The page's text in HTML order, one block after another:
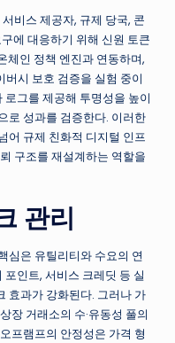
비스 제공자, 규제 당국, 콘
에 대응하기 위해 신원 토큰
체인 정책 엔진과 연동하며,
시 보호 검증을 실험 중이
그를 제공해 투명성을 높이
로 성과를 검증한다. 이러한
어 규제 친화적 디지털 인프
구조를 재설계하는 역할을
관리
심은 유틸리티와 수요의 연
포인트, 서비스 크레딧 등 실
효과가 강화된다. 그러나 가
장 거래소의 수·유동성 풀의
프램프의 안정성은 가격 형